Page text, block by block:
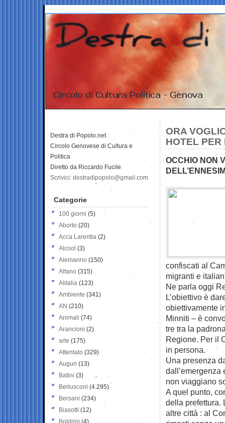
ORA
HOTEL PER
OCCHIO NON
confiscati al
migranti e
Ne parla oggi
L’obiettivo è
obiettivamente
Minniti – è
tre tra la
Regione. Per il
in persona.
Una presenza
dall’emergenza
non viaggiano
A quel punto,
della prefettura.
altre città : al
Destra di Popolo.net
Circolo Genovese di Cultura e
Politica
Diretto da Riccardo Fucile
Scrivici: destradipopolo@gmail.com
Categorie
100 giorni (5)
Aborto (20)
Acca Larentia (2)
Alcool (3)
Alemanno (150)
Alfano (315)
Alitalia (123)
Ambiente (341)
AN (210)
Animali (74)
Arancioni (2)
arte (175)
Attentato (329)
Auguri (13)
Batini (3)
Berlusconi (4.295)
Bersani (234)
Biasotti (12)
Boldrini (4)